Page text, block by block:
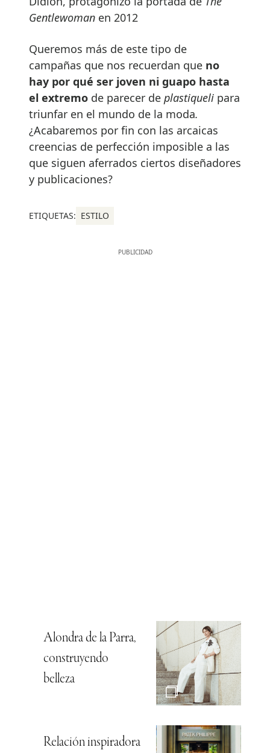
Gentlewoman en 2012
Queremos más de este tipo de
campañas que nos recuerdan que no
hay por qué ser joven ni guapo hasta
el extremo de parecer de plastiqueli para
triunfar en el mundo de la moda.
¿Acabaremos por fin con las arcaicas
creencias de perfección imposible a las
que siguen aferrados ciertos diseñadores
y publicaciones?
ETIQUETAS: ESTILO
Alondra de la Parra,
construyendo
belleza
Relación inspiradora